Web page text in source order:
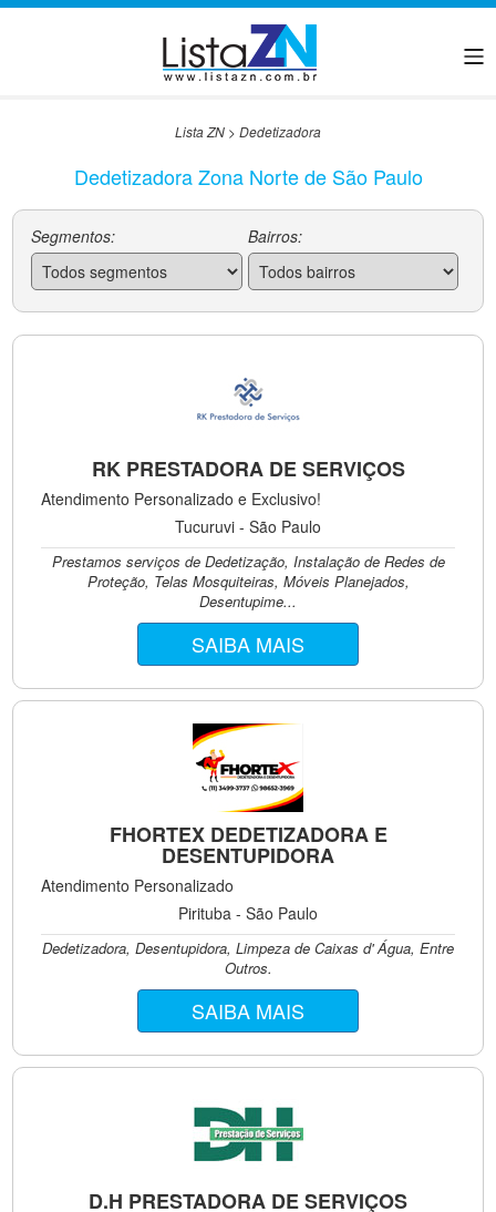
Lista ZN > Dedetizadora
Dedetizadora Zona Norte de São Paulo
Segmentos: Bairros:
RK PRESTADORA DE SERVIÇOS
Atendimento Personalizado e Exclusivo!
Tucuruvi - São Paulo
Prestamos serviços de Dedetização, Instalação de Redes de
Proteção, Telas Mosquiteiras, Móveis Planejados,
Desentupime...
SAIBA MAIS
FHORTEX DEDETIZADORA E
DESENTUPIDORA
Atendimento Personalizado
Pirituba - São Paulo
Dedetizadora, Desentupidora, Limpeza de Caixas d' Água, Entre
Outros.
SAIBA MAIS
D.H PRESTADORA DE SERVIÇOS